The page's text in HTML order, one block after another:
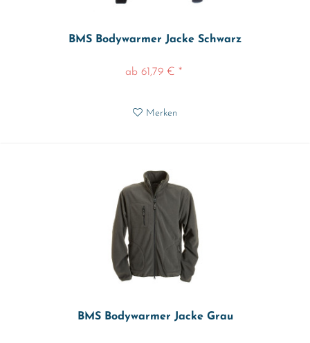
BMS Bodywarmer Jacke Schwarz
ab 61,79 € *
Merken
BMS Bodywarmer Jacke Grau